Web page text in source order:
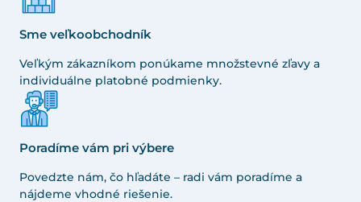
Sme veľkoobchodník
Veľkým zákazníkom ponúkame množstevné zľavy a
individuálne platobné podmienky.
Poradíme vám pri výbere
Povedzte nám, čo hľadáte – radi vám poradíme a
nájdeme vhodné riešenie.